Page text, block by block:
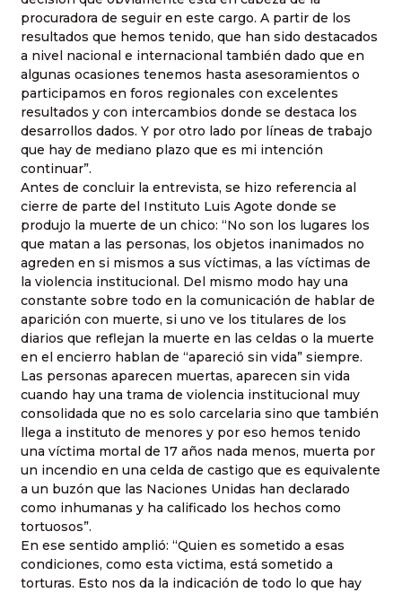
procuradora de seguir en este cargo. A partir de los
resultados que hemos tenido, que han sido destacados
a nivel nacional e internacional también dado que en
algunas ocasiones tenemos hasta asesoramientos o
participamos en foros regionales con excelentes
resultados y con intercambios donde se destaca los
desarrollos dados. Y por otro lado por líneas de trabajo
que hay de mediano plazo que es mi intención
continuar”.
Antes de concluir la entrevista, se hizo referencia al
cierre de parte del Instituto Luis Agote donde se
produjo la muerte de un chico: “No son los lugares los
que matan a las personas, los objetos inanimados no
agreden en si mismos a sus víctimas, a las víctimas de
la violencia institucional. Del mismo modo hay una
constante sobre todo en la comunicación de hablar de
aparición con muerte, si uno ve los titulares de los
diarios que reflejan la muerte en las celdas o la muerte
en el encierro hablan de “apareció sin vida” siempre.
Las personas aparecen muertas, aparecen sin vida
cuando hay una trama de violencia institucional muy
consolidada que no es solo carcelaria sino que también
llega a instituto de menores y por eso hemos tenido
una víctima mortal de 17 años nada menos, muerta por
un incendio en una celda de castigo que es equivalente
a un buzón que las Naciones Unidas han declarado
como inhumanas y ha calificado los hechos como
tortuosos”.
En ese sentido amplió: “Quien es sometido a esas
condiciones, como esta victima, está sometido a
torturas. Esto nos da la indicación de todo lo que hay